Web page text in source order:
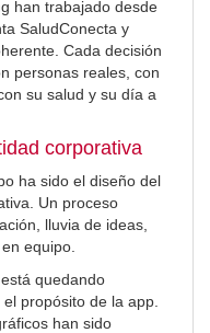
han trabajado desde
SaludConecta y
Cada decisión
personas reales, con
su salud y su día a
corporativa
ha sido el diseño del
Un proceso
lluvia de ideas,
equipo.
quedando
propósito de la app.
han sido